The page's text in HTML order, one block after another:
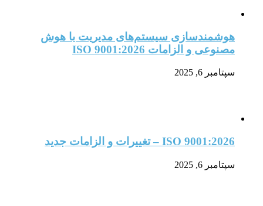
هوشمندسازی سیستم‌های مدیریت با هوش
مصنوعی و الزامات ISO 9001:2026
سپتامبر 6, 2025
ISO 9001:2026 – تغییرات و الزامات جدید
سپتامبر 6, 2025